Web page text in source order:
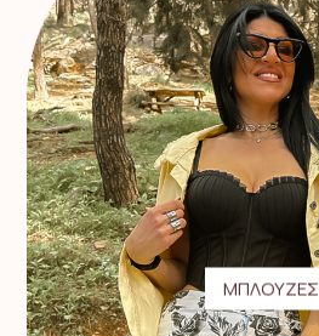
ΜΠΛΟΥΖΕΣ